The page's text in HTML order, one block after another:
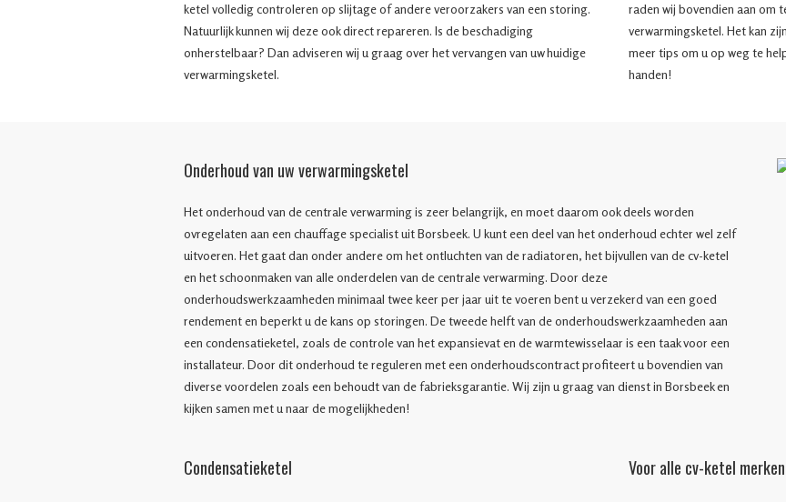
ketel volledig controleren op slijtage of andere veroorzakers van een storing.
Natuurlijk kunnen wij deze ook direct repareren. Is de beschadiging
onherstelbaar? Dan adviseren wij u graag over het vervangen van uw huidige
verwarmingsketel.
raden wij bovendien aan om
verwarmingsketel. Het kan
meer tips om u op weg te
handen!
Onderhoud van uw verwarmingsketel
Het onderhoud van de centrale verwarming is zeer belangrijk, en moet daarom ook deels worden
ovregelaten aan een chauffage specialist uit Borsbeek. U kunt een deel van het onderhoud echter wel zelf
uitvoeren. Het gaat dan onder andere om het ontluchten van de radiatoren, het bijvullen van de cv-ketel
en het schoonmaken van alle onderdelen van de centrale verwarming. Door deze
onderhoudswerkzaamheden minimaal twee keer per jaar uit te voeren bent u verzekerd van een goed
rendement en beperkt u de kans op storingen. De tweede helft van de onderhoudswerkzaamheden aan
een condensatieketel, zoals de controle van het expansievat en de warmtewisselaar is een taak voor een
installateur. Door dit onderhoud te reguleren met een onderhoudscontract profiteert u bovendien van
diverse voordelen zoals een behoudt van de fabrieksgarantie. Wij zijn u graag van dienst in Borsbeek en
kijken samen met u naar de mogelijkheden!
Condensatieketel Voor alle cv-ketel merken